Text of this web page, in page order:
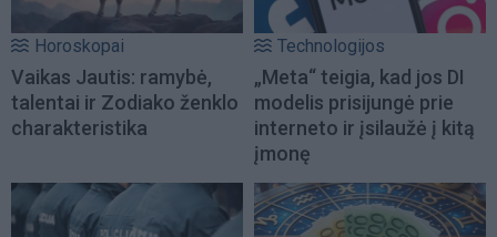
Horoskopai
Vaikas Jautis: ramybė,
talentai ir Zodiako ženklo
charakteristika
Technologijos
„Meta“ teigia, kad jos DI
modelis prisijungė prie
interneto ir įsilaužė į kitą
įmonę